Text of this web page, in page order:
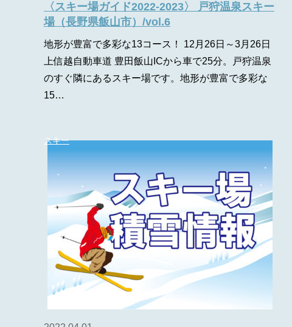
〈スキー場ガイド2022-2023〉 戸狩温泉スキー
場（長野県飯山市）/vol.6
地形が豊富で多彩な13コース！ 12月26日～3月26日
上信越自動車道 豊田飯山ICから車で25分。戸狩温泉
のすぐ隣にあるスキー場です。地形が豊富で多彩な
15…
スキー